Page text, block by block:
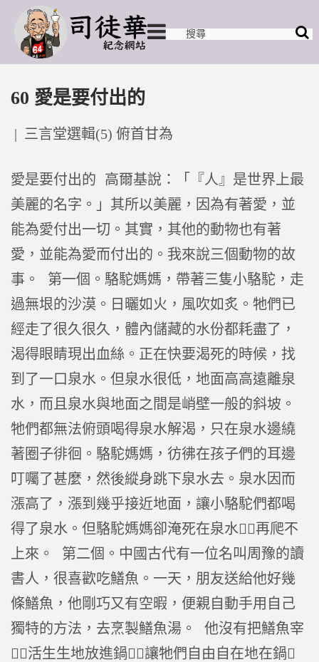
60 愛是要付出的
Posted
三言堂選輯(5) 俯首甘為
愛是要付出的 高爾基說：「『人』是世界上最
美麗的名字。」其所以美麗，因為有著愛，並
能為愛付出一切。其實，其他的動物也有著
愛，並能為愛而付出的。我來說三個動物的故
事。 第一個。駱駝媽媽，帶著三隻小駱駝，走
過無垠的沙漠。日曬如火，風吹如炙。牠們已
經走了很久很久，體內儲藏的水份都耗盡了，
渴得眼睛現出血絲。正在快要渴死的時候，找
到了一口泉水。但泉水很低，地面高高遠離泉
水，而且泉水與地面之間是峭壁一般的斜坡。
牠們都無法俯頭喝得泉水解渴，只在泉水邊繞
著圈子徘徊。駱駝媽媽，彷彿在孩子們的耳邊
叮囑了甚麼，然後縱身跳下泉水去。泉水因而
漲高了，漲到幾乎接近地面，讓小駱駝們都喝
得了泉水。但駱駝媽媽卻淹死在泉水，再爬不
上來。 第二個。中國古代有一位名叫周豫的讀
書人，很喜歡吃鱔魚。一天，朋友送給他好幾
條鱔魚，他剛巧又有空暇，便親自動手用自己
獨特的方法，去烹製鱔魚湯。 他沒有把鱔魚宰
，活生生地放進鍋，讓牠們自由自在地在鍋